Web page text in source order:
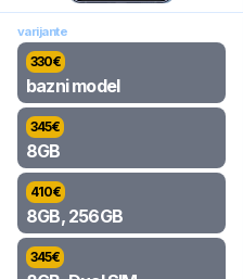
varijante
330€
bazni model
345€
8GB
410€
8GB, 256GB
345€